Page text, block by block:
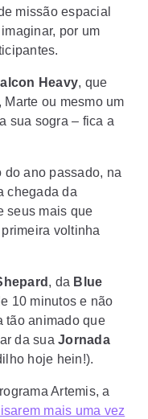
missão espacial
por um
Heavy, que
ou mesmo um
sua sogra – fica a
do ano passado, na
chegada da
seus mais que
voltinha
, da Blue
10 minutos e não
tão animado que
da sua Jornada
hoje hein!).
Artemis, a
mais uma vez